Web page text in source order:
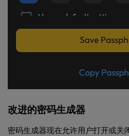
改进的密码生成器
密码生成器现在允许用户打开或关